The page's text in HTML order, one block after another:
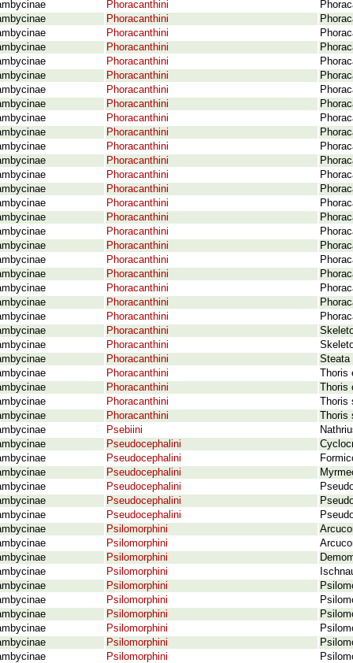
Phoracanthini
Phoracanthini
Phoracanthini
Phoracanthini
Phoracanthini
Phoracanthini
Phoracanthini
Phoracanthini
Phoracanthini
Phoracanthini
Phoracanthini
Phoracanthini
Phoracanthini
Phoracanthini
Phoracanthini
Phoracanthini
Phoracanthini
Phoracanthini
Phoracanthini
Phoracanthini
Phoracanthini
Phoracanthini
Phoracanthini
Phoracanthini
Phoracanthini
Phoracanthini
Steata
Phoracanthini
Phoracanthini
Phoracanthini
Phoracanthini
Psebiini
Pseudocephalini
Pseudocephalini
Pseudocephalini
Pseudocephalini
Pseudocephalini
Pseudocephalini
Psilomorphini
Psilomorphini
Psilomorphini
Psilomorphini
Psilomorphini
Psilomorphini
Psilomorphini
Psilomorphini
Psilomorphini
Psilomorphini